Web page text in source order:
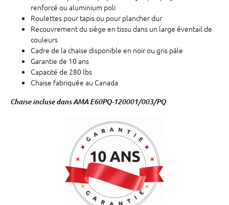
renforcé ou aluminium poli
Roulettes pour tapis ou pour plancher dur
Recouvrement du siège en tissu dans un large éventail de
couleurs
Cadre de la chaise disponible en noir ou gris pâle
Garantie de 10 ans
Capacité de 280 lbs
Chaise fabriquée au Canada
Chaise incluse dans AMA E60PQ-120001/003/PQ